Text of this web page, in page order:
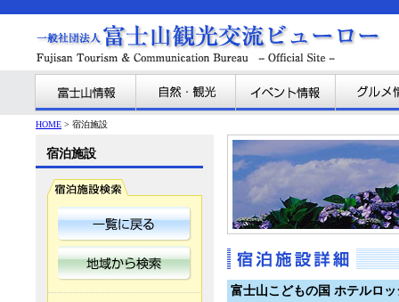
HOME > 宿泊施設
宿泊施設
富士山こどもの国 ホテルロッ